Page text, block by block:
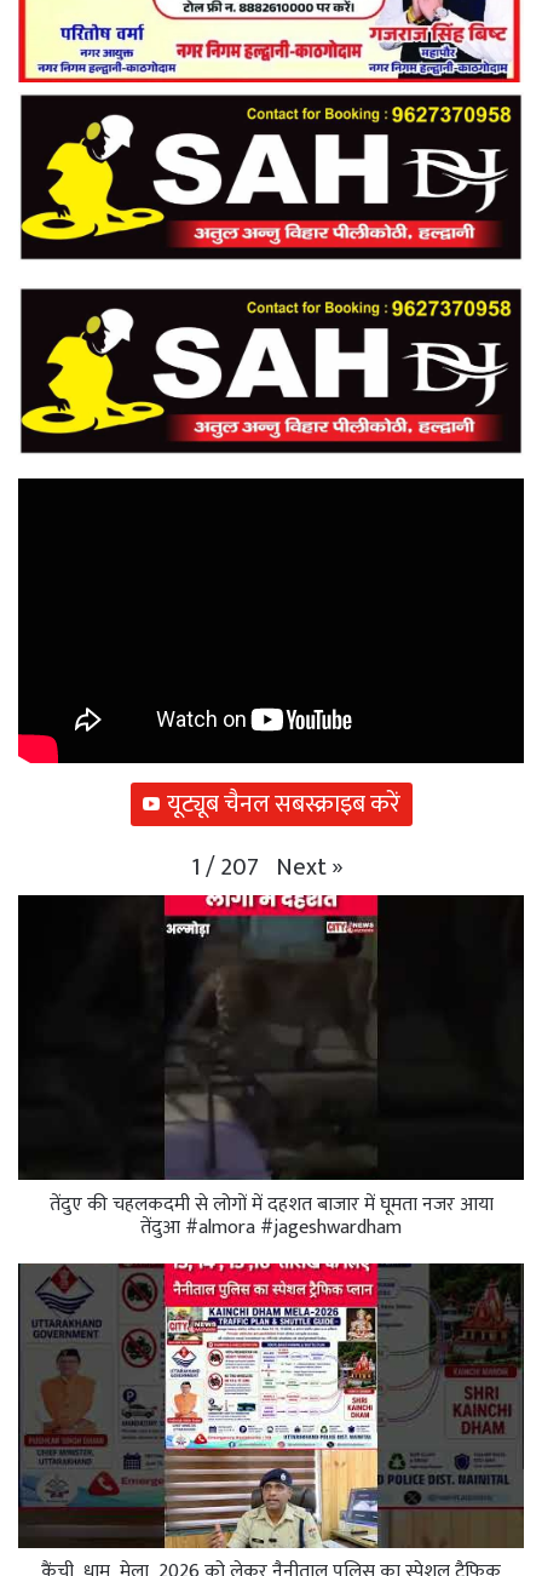
यूट्यूब चैनल सबस्क्राइब करें
1/207 Next»
तेंदुए की चहलकदमी से लोगों में दहशत बाजार में घूमता नजर आया
तेंदुआ #almora #jageshwardham